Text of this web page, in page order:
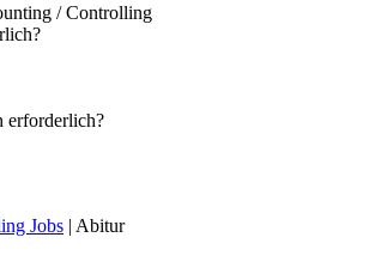
/ Controlling
erforderlich?
Jobs | Abitur